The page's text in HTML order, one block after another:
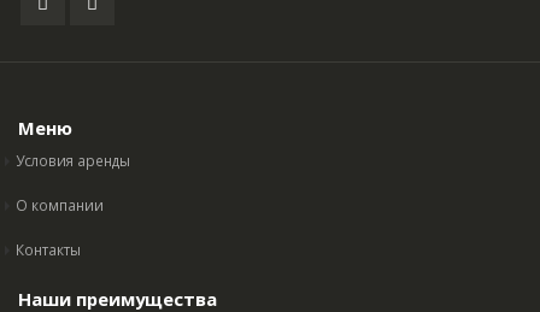
Меню
Условия аренды
О компании
Контакты
Наши преимущества